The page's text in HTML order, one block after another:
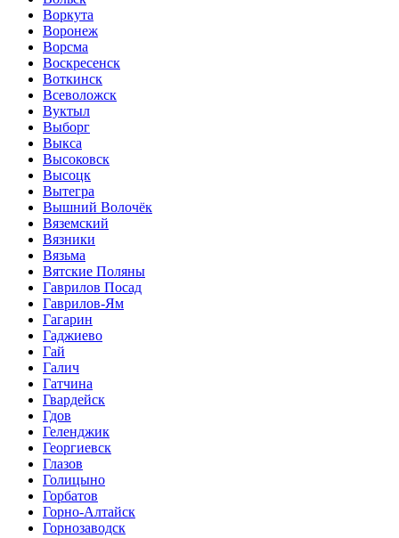
Воркута
Воронеж
Ворсма
Воскресенск
Воткинск
Всеволожск
Вуктыл
Выборг
Выкса
Высоковск
Высоцк
Вытегра
Вышний Волочёк
Вяземский
Вязники
Вязьма
Вятские Поляны
Гаврилов Посад
Гаврилов-Ям
Гагарин
Гаджиево
Гай
Галич
Гатчина
Гвардейск
Гдов
Геленджик
Георгиевск
Глазов
Голицыно
Горбатов
Горно-Алтайск
Горнозаводск